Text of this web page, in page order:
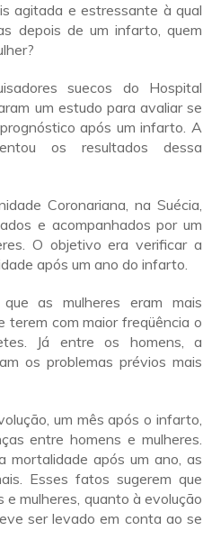
agitada e estressante à qual
depois de um infarto, quem
suecos do Hospital
um estudo para avaliar se
após um infarto. A
os resultados dessa
Coronariana, na Suécia,
e acompanhados por um
O objetivo era verificar a
após um ano do infarto.
as mulheres eram mais
terem com maior freqüência o
Já entre os homens, a
os problemas prévios mais
um mês após o infarto,
entre homens e mulheres.
mortalidade após um ano, as
Esses fatos sugerem que
mulheres, quanto à evolução
ser levado em conta ao se